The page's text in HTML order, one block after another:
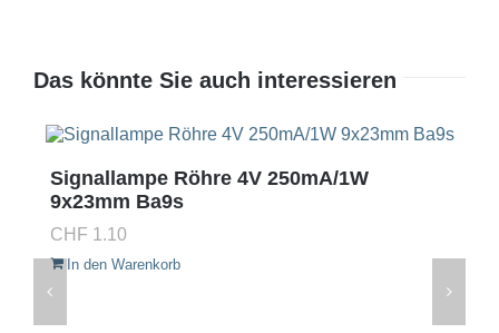
Das könnte Sie auch interessieren
Signallampe Röhre 4V 250mA/1W
9x23mm Ba9s
CHF 1.10
In den Warenkorb